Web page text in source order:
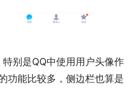
别是QQ中使用用户头像作
功能比较多，侧边栏也算是